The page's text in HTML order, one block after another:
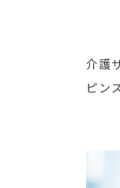
介護
ピン